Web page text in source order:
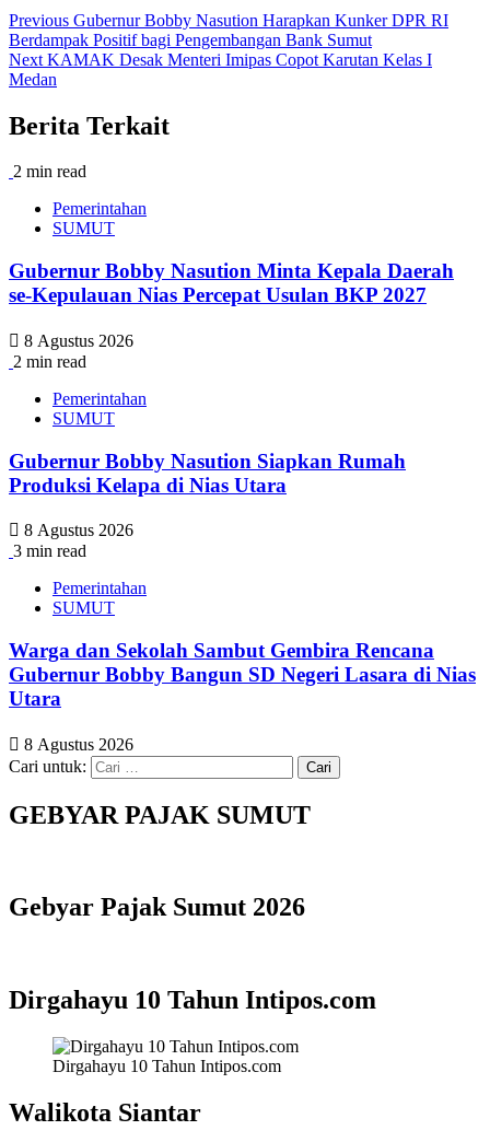
Previous Gubernur Bobby Nasution Harapkan Kunker DPR RI
Berdampak Positif bagi Pengembangan Bank Sumut
Next KAMAK Desak Menteri Imipas Copot Karutan Kelas I
Medan
Berita Terkait
2 min read
Pemerintahan
SUMUT
Gubernur Bobby Nasution Minta Kepala Daerah
se-Kepulauan Nias Percepat Usulan BKP 2027
8 Agustus 2026
2 min read
Pemerintahan
SUMUT
Gubernur Bobby Nasution Siapkan Rumah
Produksi Kelapa di Nias Utara
8 Agustus 2026
3 min read
Pemerintahan
SUMUT
Warga dan Sekolah Sambut Gembira Rencana
Gubernur Bobby Bangun SD Negeri Lasara di Nias
Utara
8 Agustus 2026
Cari untuk:
GEBYAR PAJAK SUMUT
Gebyar Pajak Sumut 2026
Dirgahayu 10 Tahun Intipos.com
Dirgahayu 10 Tahun Intipos.com
Walikota Siantar